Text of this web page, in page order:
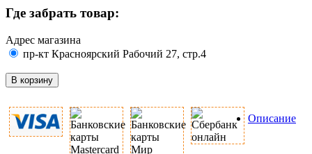
Где забрать товар:
Адрес магазина
пр-кт Красноярский Рабочий 27, стр.4
В корзину
Описание